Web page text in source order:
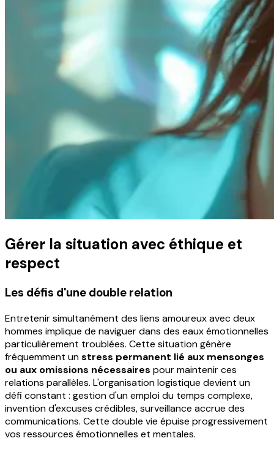
Gérer la situation avec éthique et
respect
Les défis d'une double relation
Entretenir simultanément des liens amoureux avec deux
hommes implique de naviguer dans des eaux émotionnelles
particulièrement troublées. Cette situation génère
fréquemment unstress permanent lié aux mensonges
ou aux omissions nécessaires pour maintenir ces
relations parallèles. L'organisation logistique devient un
défi constant : gestion d'un emploi du temps complexe,
invention d'excuses crédibles, surveillance accrue des
communications. Cette double vie épuise progressivement
vos ressources émotionnelles et mentales.